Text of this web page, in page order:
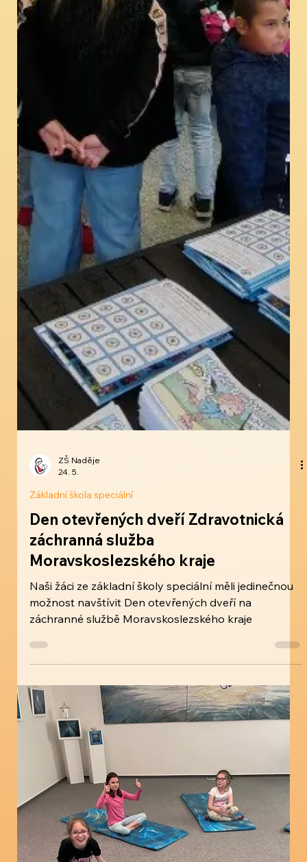
24. 5.
Základní škola speciální
Den otevřených dveří Zdravotnická
záchranná služba
Moravskoslezského kraje
Naši žáci ze základní školy speciální měli jedinečnou
možnost navštívit Den otevřených dveří na
záchranné službě Moravskoslezského kraje